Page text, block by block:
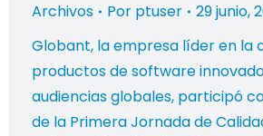
Archivos Por ptuser
29 junio,
Globant, la empresa líder en la
productos de software
audiencias globales, participó
de la Primera Jornada de